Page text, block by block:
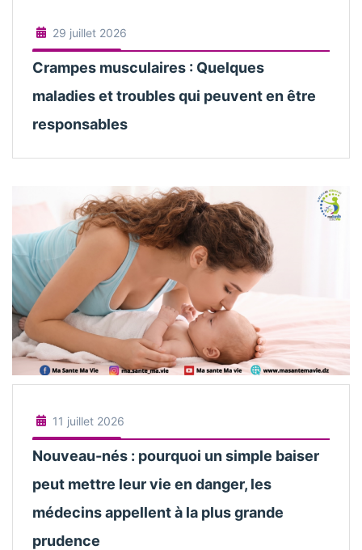
29 juillet 2026
Crampes musculaires : Quelques
maladies et troubles qui peuvent en être
responsables
11 juillet 2026
Nouveau-nés : pourquoi un simple baiser
peut mettre leur vie en danger, les
médecins appellent à la plus grande
prudence